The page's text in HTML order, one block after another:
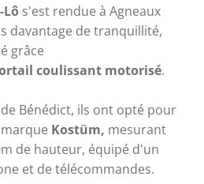
Lô s'est rendue à Agneaux
davantage de tranquillité,
grâce
coulissant motorisé.
Bénédict, ils ont opté pour
marque Kostüm, mesurant
de hauteur, équipé d'un
et de télécommandes.